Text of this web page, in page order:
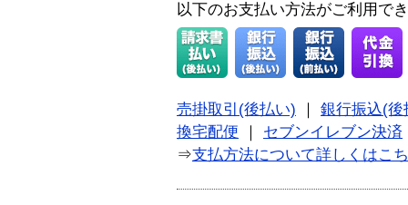
以下のお支払い方法がご利用で
売掛取引(後払い)
銀行振込(後
換宅配便
セブンイレブン決済
⇒支払方法について詳しくはこ